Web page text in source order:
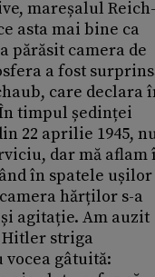
mareșalul Reich-
asta mai bine ca
părăsit camera de
a fost
care declara
timpul ședinței
22 aprilie 1945,
dar mă aflam
în spatele ușilor
hărților s-a
agitație. Am auzit
striga
vocea gâtuită: